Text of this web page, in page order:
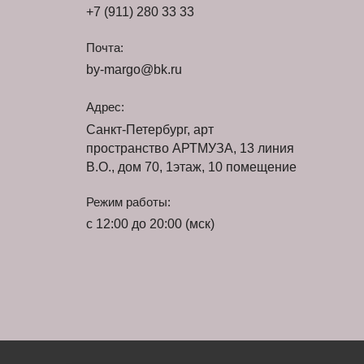
+7 (911) 280 33 33
Адрес:
Санкт-Петербург, арт
пространство АРТМУЗА, 13 линия
В.О., дом 70, 1этаж, 10 помещение
Почта:
by-margo@bk.ru
Режим работы:
с 12:00 до 20:00 (мск)